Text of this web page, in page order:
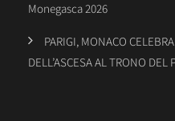
Monegasca 2026
PARIGI, MONACO
DELL’ASCESA AL TRONO DEL